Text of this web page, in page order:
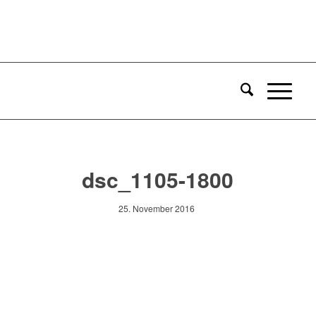
dsc_1105-1800
25. November 2016